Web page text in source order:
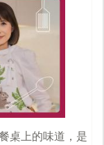
桌上的味道，是